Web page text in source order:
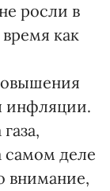
росли в
как
инфляции.
самом деле
внимание,